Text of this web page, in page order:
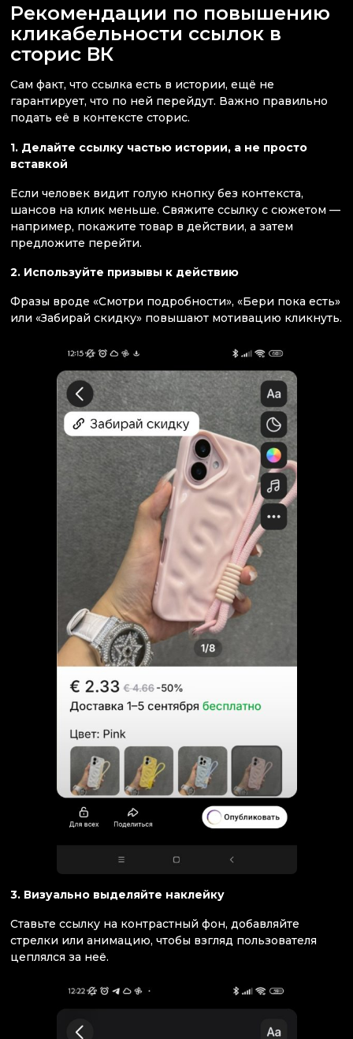
Рекомендации по повышению
кликабельности ссылок в
сторис ВК
Сам факт, что ссылка есть в истории, ещё не
гарантирует, что по ней перейдут. Важно правильно
подать её в контексте сторис.
1. Делайте ссылку частью истории, а не просто
вставкой
Если человек видит голую кнопку без контекста,
шансов на клик меньше. Свяжите ссылку с сюжетом —
например, покажите товар в действии, а затем
предложите перейти.
2. Используйте призывы к действию
Фразы вроде «Смотри подробности», «Бери пока есть»
или «Забирай скидку» повышают мотивацию кликнуть.
3. Визуально выделяйте наклейку
Ставьте ссылку на контрастный фон, добавляйте
стрелки или анимацию, чтобы взгляд пользователя
цеплялся за неё.